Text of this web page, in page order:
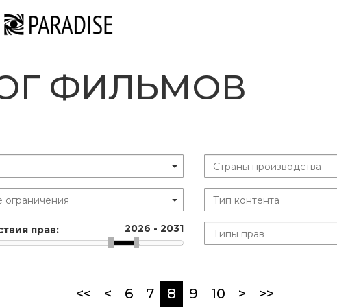
ФИЛЬМОВ
прав: 2026 - 2031
<<
< 6 7 8 (current)
9 10 > >>